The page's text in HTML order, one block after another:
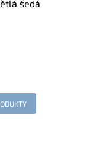
šedá